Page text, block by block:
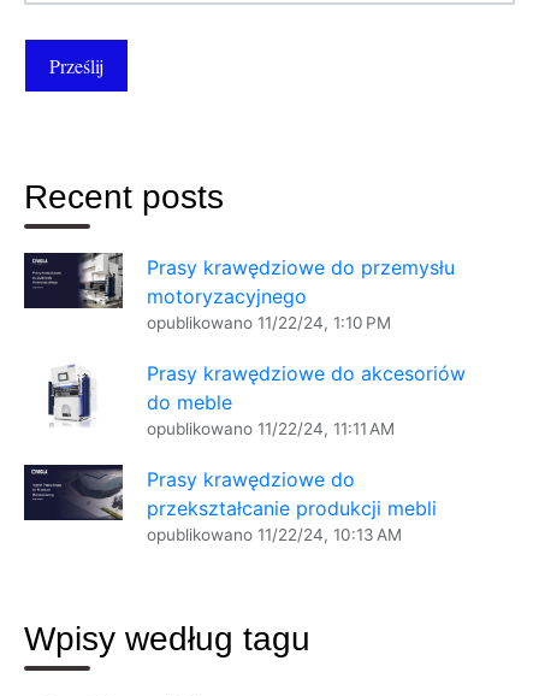
Recent posts
Prasy krawędziowe do przemysłu
motoryzacyjnego
opublikowano 11/22/24, 1:10 PM
Prasy krawędziowe do akcesoriów
do meble
opublikowano 11/22/24, 11:11 AM
Prasy krawędziowe do
przekształcanie produkcji mebli
opublikowano 11/22/24, 10:13 AM
Wpisy według tagu